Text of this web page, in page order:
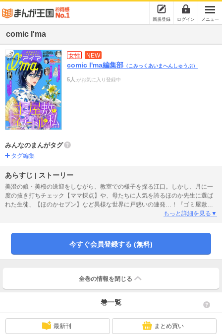
新規登録 ログイン メニュー
comic I'ma
女性 NEW
comic I'ma編集部 （こみっくあいまへんしゅうぶ）
5人 がお気に入り登録中
みんなのまんがタグ
タグ編集
あらすじ | ストーリー
美澄の娘・美桜の送迎をしながら、教室での様子を探る江口。しかし、月に一
度の抜き打ちチェック【ママ採点】や、母たちに人気を誇るほのか先生に選ば
れた生徒、【ほのかセブン】など異様な世界に戸惑いの連発…！『ゴミ屋敷と
トイプードルと私 #余命宣告されたのでタワマン妻に復讐します』第18話 池
サプライズを企画したいが、先生の好物が何か、案外わからない…。そこで芽
衣子が考えた「面白がれる」メニューとは！？『40歳で結婚しました。』第22
話 瑞樹奈穂 SNSにあふれる夫への愚痴。現にママ友も旦那さんの浮気を疑
っていたり…。しかしその点、うちの旦那・充は何の心配もなく、「夫ガチャ
の裏工作～ガチャ成功・優良夫の裏の顔～（１） 70歳になる母が骨折し入
河が父に代わって母の世話をするが…『隠密お局～あなたのホンネ見えてます
～』第50話 作画／かたおかみさお 原作／保木本佳子 大量の髪の毛が入っ
たハンバーグに続き、また髪の毛入りのロールキャベツを持ってきた君枝。そ
れだけでなく、また新たな老女が志織の部屋に訪れる。「かえして…」その腕
には手のない人形を抱えていてーー『お瑕疵い物件』第2話 坂元勲 いそいそ
もっと詳細を見る▼
今すぐ会員登録する (無料)
全巻の情報を 閉じる
巻一覧
最新刊 まとめ買い